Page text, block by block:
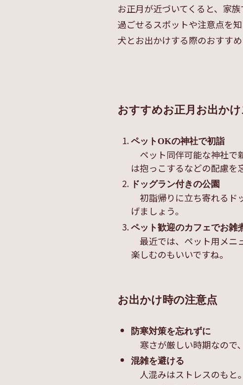
お正月が近づいてくると、家
過ごせるスポットや注意点を
犬とお出かけする際のおすす
おすすめお正月お出かけ
ペットOKの神社で初詣
ペット同伴可能な神社で
は抱っこするなどの配慮を
ドッグラン付きの公園
初詣帰りに立ち寄れるド
げましょう。
ペット歓迎のカフェでお雑
最近では、ペット用メニ
楽しむのもいいですね。
お出かけ時の注意点
防寒対策を忘れずに
寒さが厳しい時期なので
混雑を避ける
人混みはストレスのもと